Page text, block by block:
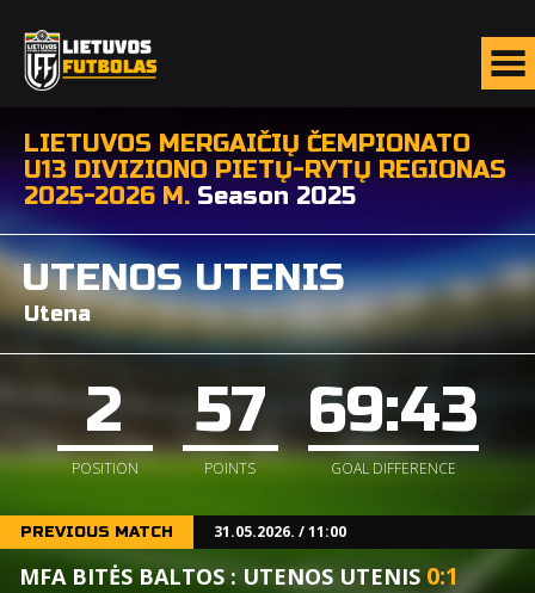
LIETUVOS MERGAIČIŲ ČEMPIONATO
U13 DIVIZIONO PIETŲ-RYTŲ REGIONAS
2025-2026 M. Season 2025
UTENOS UTENIS
Utena
2
POSITION
57
POINTS
69:43
GOAL DIFFERENCE
PREVIOUS MATCH 31.05.2026. / 11:00
MFA BITĖS BALTOS : UTENOS UTENIS 0:1